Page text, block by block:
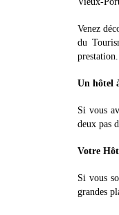
Venez
du
prestation.
Un hôtel
Si vous
deux pas
Votre
Si vous
grandes